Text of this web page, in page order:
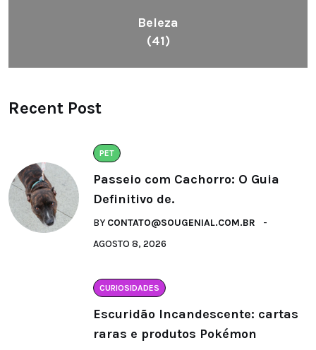
Beleza
(41)
Recent Post
PET
Passeio com Cachorro: O Guia
Definitivo de.
BY CONTATO@SOUGENIAL.COM.BR
AGOSTO 8, 2026
CURIOSIDADES
Escuridão Incandescente: cartas
raras e produtos Pokémon